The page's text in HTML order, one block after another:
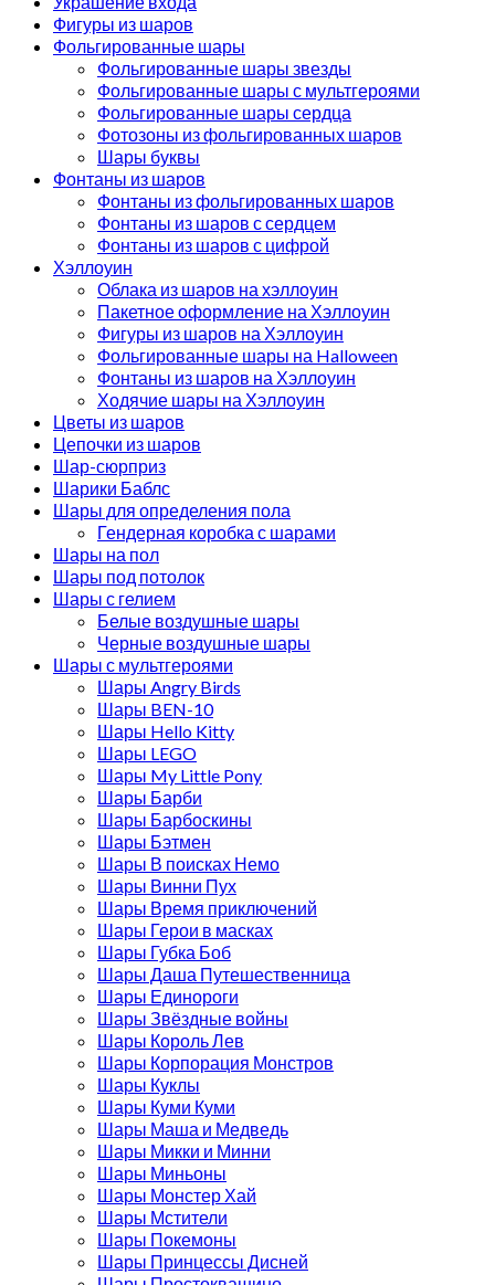
Фигуры из шаров
Фольгированные шары
Фольгированные шары звезды
Фольгированные шары с мультгероями
Фольгированные шары сердца
Фотозоны из фольгированных шаров
Шары буквы
Фонтаны из шаров
Фонтаны из фольгированных шаров
Фонтаны из шаров с сердцем
Фонтаны из шаров с цифрой
Хэллоуин
Облака из шаров на хэллоуин
Пакетное оформление на Хэллоуин
Фигуры из шаров на Хэллоуин
Фольгированные шары на Halloween
Фонтаны из шаров на Хэллоуин
Ходячие шары на Хэллоуин
Цветы из шаров
Цепочки из шаров
Шар-сюрприз
Шарики Баблс
Шары для определения пола
Гендерная коробка с шарами
Шары на пол
Шары под потолок
Шары с гелием
Белые воздушные шары
Черные воздушные шары
Шары с мультгероями
Шары Angry Birds
Шары BEN-10
Шары Hello Kitty
Шары LEGO
Шары My Little Pony
Шары Барби
Шары Барбоскины
Шары Бэтмен
Шары В поисках Немо
Шары Винни Пух
Шары Время приключений
Шары Герои в масках
Шары Губка Боб
Шары Даша Путешественница
Шары Единороги
Шары Звёздные войны
Шары Король Лев
Шары Корпорация Монстров
Шары Куклы
Шары Куми Куми
Шары Маша и Медведь
Шары Микки и Минни
Шары Миньоны
Шары Монстер Хай
Шары Мстители
Шары Покемоны
Шары Принцессы Дисней